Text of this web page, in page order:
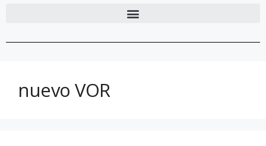
nuevo VOR